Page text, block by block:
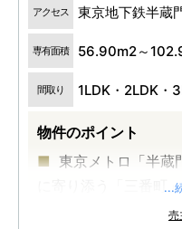
アクセス 東京地下鉄半蔵
専有面積 56.90m2～
間取り 1LDK・2LDK・
物件のポイント
東京メトロ「半蔵
に寄り添う「三番町
英国の建築設計
...
売